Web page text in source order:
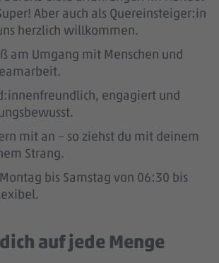
Aber auch als Quereinsteiger:in
herzlich willkommen.
am Umgang mit Menschen und
engagiert und
mit an – so ziehst du mit deinem
Strang.
bis Samstag von 06:30 bis
auf jede Menge